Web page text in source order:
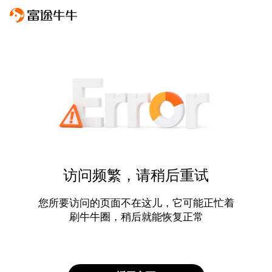
访问频繁，请稍后重试
您所要访问的页面不在这儿，它可能正忙着
刷牛牛圈，稍后就能恢复正常